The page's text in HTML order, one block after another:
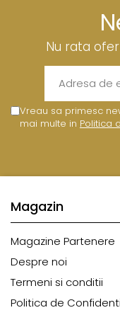
Nu rata
Vreau sa primesc
mai multe in Politica
Magazin
Magazine Partenere
Despre noi
Termeni si conditii
Politica de